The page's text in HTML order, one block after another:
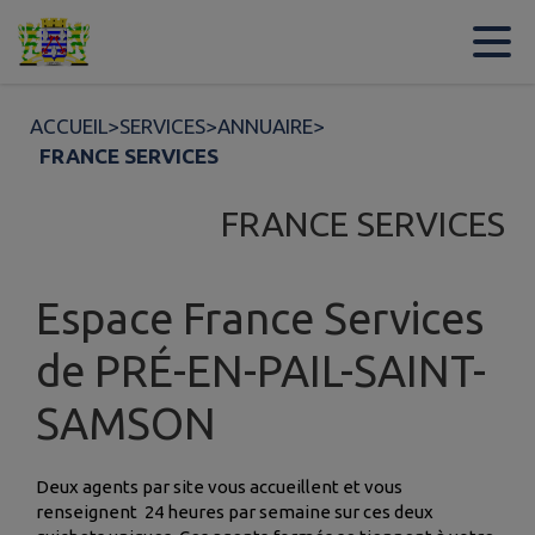
Contenu
ACCUEIL>SERVICES>ANNUAIRE>
FRANCE SERVICES
FRANCE SERVICES
Espace France Services
de PRÉ-EN-PAIL-SAINT-
SAMSON
Deux agents par site vous accueillent et vous
renseignent 24 heures par semaine sur ces deux